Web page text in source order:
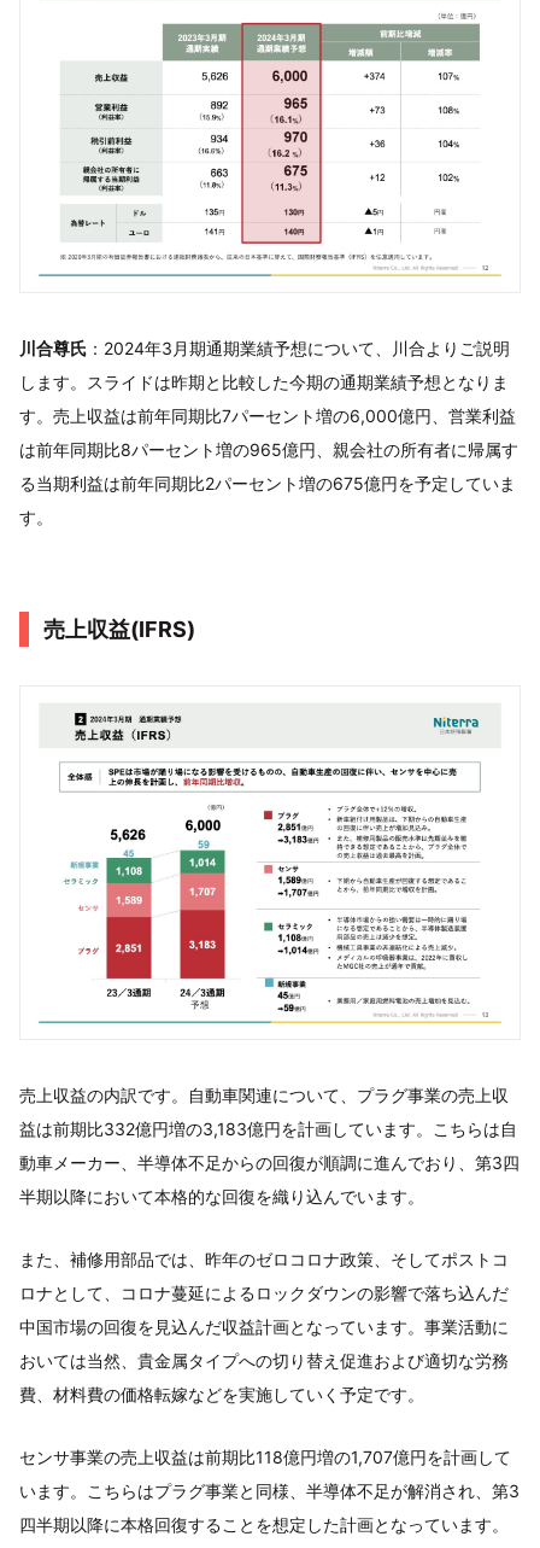
川合尊氏 ：2024年3月期通期業績予想について、川合よりご説明
します。スライドは昨期と比較した今期の通期業績予想となりま
す。売上収益は前年同期比7パーセント増の6,000億円、営業利益
は前年同期比8パーセント増の965億円、親会社の所有者に帰属す
る当期利益は前年同期比2パーセント増の675億円を予定していま
す。
売上収益(IFRS)
売上収益の内訳です。自動車関連について、プラグ事業の売上収
益は前期比332億円増の3,183億円を計画しています。こちらは自
動車メーカー、半導体不足からの回復が順調に進んでおり、第3四
半期以降において本格的な回復を織り込んでいます。
また、補修用部品では、昨年のゼロコロナ政策、そしてポストコ
ロナとして、コロナ蔓延によるロックダウンの影響で落ち込んだ
中国市場の回復を見込んだ収益計画となっています。事業活動に
おいては当然、貴金属タイプへの切り替え促進および適切な労務
費、材料費の価格転嫁などを実施していく予定です。
センサ事業の売上収益は前期比118億円増の1,707億円を計画して
います。こちらはプラグ事業と同様、半導体不足が解消され、第3
四半期以降に本格回復することを想定した計画となっています。